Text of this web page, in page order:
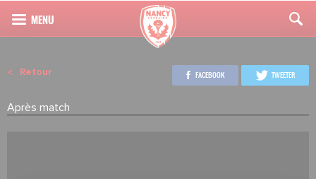
Retour
Après match
FACEBOOK TWEETER